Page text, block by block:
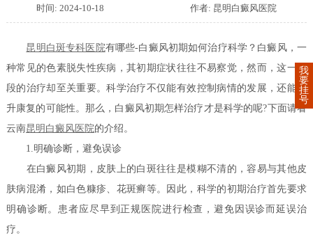
时间: 2024-10-18 作者: 昆明白癜风医院
昆明白斑专科医院有哪些-白癜风初期如何治疗科学？白癜风，一
种常见的色素脱失性疾病，其初期症状往往不易察觉，然而，这一阶
段的治疗却至关重要。科学治疗不仅能有效控制病情的发展，还能提
升康复的可能性。那么，白癜风初期怎样治疗才是科学的呢?下面请看
云南昆明白癜风医院的介绍。
1.明确诊断，避免误诊
在白癜风初期，皮肤上的白斑往往是模糊不清的，容易与其他皮
肤病混淆，如白色糠疹、花斑癣等。因此，科学的初期治疗首先要求
明确诊断。患者应尽早到正规医院进行检查，避免因误诊而延误治
疗。
我
要
挂
号